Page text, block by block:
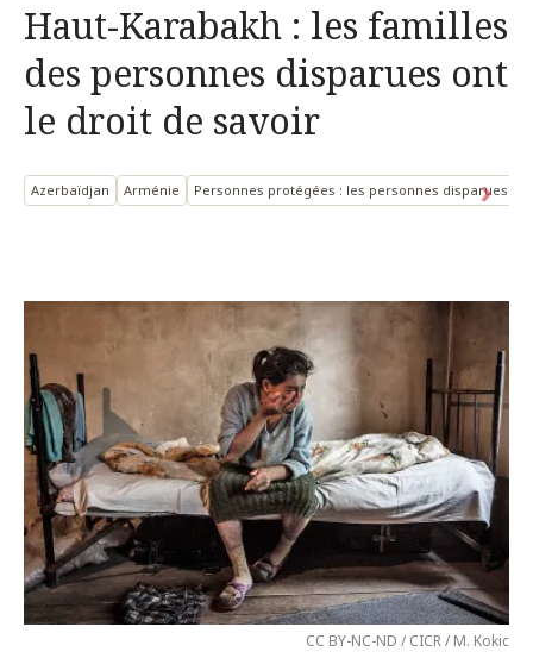
Haut-Karabakh : les familles
des personnes disparues ont
le droit de savoir
Azerbaïdjan Arménie Personnes protégées : les personnes disparues
CC BY-NC-ND / CICR / M. Kokic